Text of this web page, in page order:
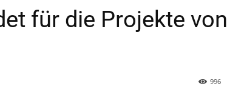
für die Projekte von
996